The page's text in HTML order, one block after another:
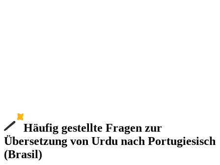
Häufig gestellte Fragen zur
Übersetzung von Urdu nach Portugiesisch
(Brasil)